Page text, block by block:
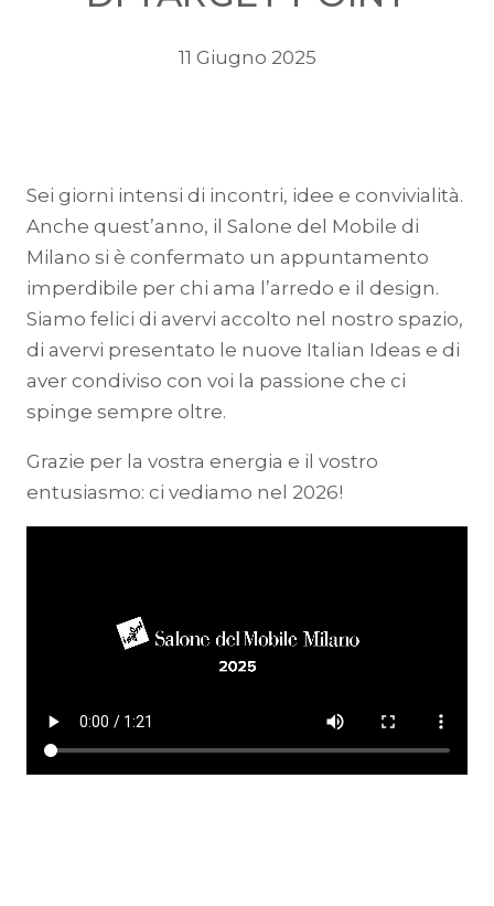
11 Giugno 2025
Sei giorni intensi di incontri, idee e convivialità.
Anche quest’anno, il Salone del Mobile di
Milano si è confermato un appuntamento
imperdibile per chi ama l’arredo e il design.
Siamo felici di avervi accolto nel nostro spazio,
di avervi presentato le nuove Italian Ideas e di
aver condiviso con voi la passione che ci
spinge sempre oltre.
Grazie per la vostra energia e il vostro
entusiasmo: ci vediamo nel 2026!